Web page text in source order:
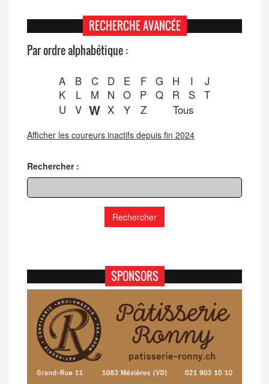
RECHERCHE AVANCÉE
Par ordre alphabétique :
A B C D E F G H I
J
K
L M N O P Q R S
T
U
V W X Y Z Tous
Afficher les coureurs inactifs depuis fin 2024
Rechercher :
SPONSORS